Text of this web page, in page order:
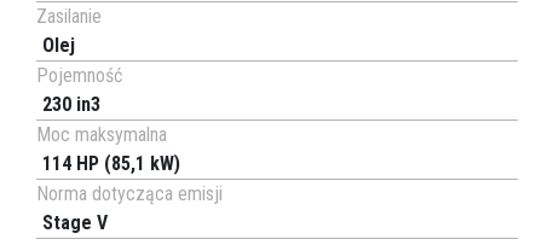
Zasilanie
Olej
Pojemność
230 in3
Moc maksymalna
114 HP (85,1 kW)
Norma dotycząca emisji
Stage V